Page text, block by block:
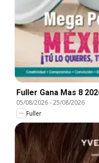
Fuller Gana Mas 8
05/08/2026-25/08/2026
Fuller